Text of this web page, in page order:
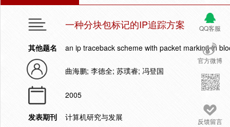
QQ客服
官方微博
反馈留言
一种分块包标记的IP追踪方案
其他题名 an ip traceback scheme with packet marking in
曲海鹏; 李德全; 苏璞睿; 冯登国
2005
发表期刊
计算机研究与发展